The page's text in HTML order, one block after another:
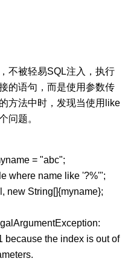
不被轻易SQL注入，执行
的语句，而是使用参数传
方法中时，发现当使用like
问题。
= "abc";
where name like '?%'";
new String[]{myname};
because the index is out of